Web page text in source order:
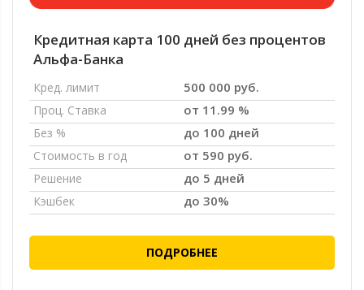
Кредитная карта 100 дней без процентов
Альфа-Банка
Кред. лимит 500 000 руб.
Проц. Ставка от 11.99 %
Без % до 100 дней
Стоимость в год от 590 руб.
Решение до 5 дней
Кэшбек до 30%
ПОДРОБНЕЕ